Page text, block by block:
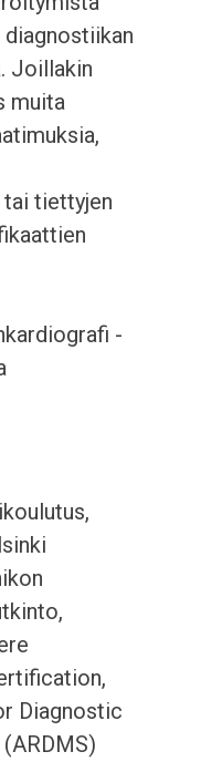
Joillakin
muita
tiettyjen
-
Diagnostic